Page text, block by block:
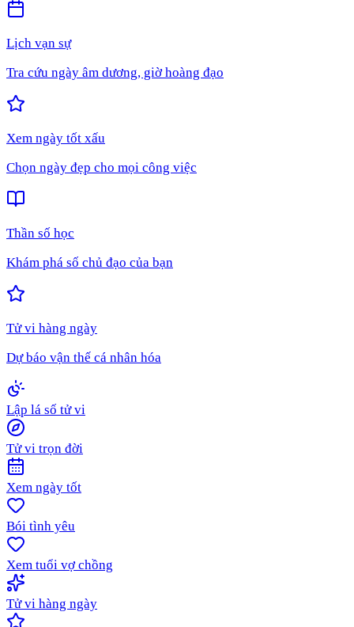
Lịch vạn sự
Tra cứu ngày âm dương, giờ hoàng đạo
Xem ngày tốt xấu
Chọn ngày đẹp cho mọi công việc
Thần số học
Khám phá số chủ đạo của bạn
Tử vi hàng ngày
Dự báo vận thế cá nhân hóa
Lập lá số tử vi
Tử vi trọn đời
Xem ngày tốt
Bói tình yêu
Xem tuổi vợ chồng
Tử vi hàng ngày